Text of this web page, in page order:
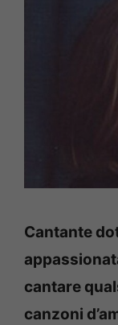
Cantante
cantare
canzoni